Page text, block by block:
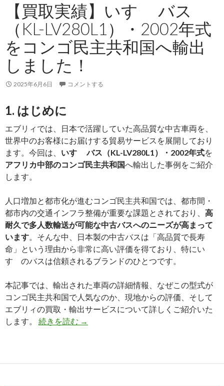
【買取実績】いすゞ バス
（KL-LV280L1）・2002年式
をコンゴ民主共和国へ輸出
しました！
2025年6月6日 コメントする
1. はじめに
エブリィでは、日本で活躍していた高品質な中古車両を、
世界中のお客様にお届けする貿易サービスを展開しており
ます。今回は、 いすゞ バス（KL-LV280L1）・2002年式を
アフリカ中部のコンゴ民主共和国へ輸出した事例をご紹介
します。
人口増加と都市化が進むコンゴ民主共和国では、都市間・
都市内の交通インフラ整備が重要な課題とされており、 高
耐久で多人数輸送が可能な中古バスへのニーズが高まって
います。そんな中、日本製の中古バスは「高品質で長寿
命」という理由から非常に高い評価を得ており、特にい
すゞのバスは信頼されるブランドのひとつです。
本記事では、輸出された車両の詳細情報、なぜこの型式が
コンゴ民主共和国で人気なのか、現地からの評価、そして
エブリィの買取・輸出サービスについて詳しくご紹介いた
します。 続きを読む 【買
→